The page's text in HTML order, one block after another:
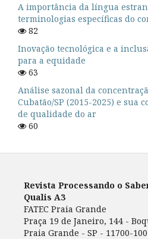
A importância da língua
terminologias específicas do
82
Inovação tecnológica e a
para a equidade
63
Análise sazonal da
Cubatão/SP (2015-2025) e sua
de qualidade do ar
60
Revista Processando o
Qualis A3
FATEC Praia Grande
Praça 19 de Janeiro, 144 -
Praia Grande - SP - 11700-100